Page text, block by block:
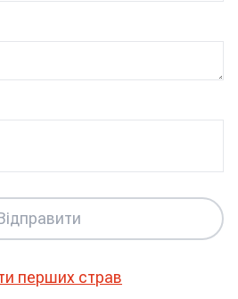
перших страв